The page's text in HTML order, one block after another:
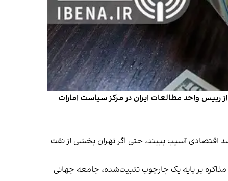
واحد مطالعات ایران در مرکز سیاست امارات
کسری بودجه تشدید شود و رشد اقتصادی آسیب ببیند، حتی اگر تهران بخشی از نفت
بر پایه یک چارچوب تثبیت‌شده، جامعه جهانی